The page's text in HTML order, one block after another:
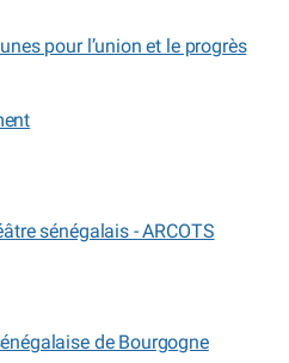
pour l’union et le progrès
sénégalais - ARCOTS
de Bourgogne